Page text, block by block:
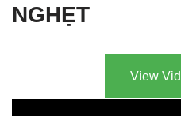
NGHẸT
View